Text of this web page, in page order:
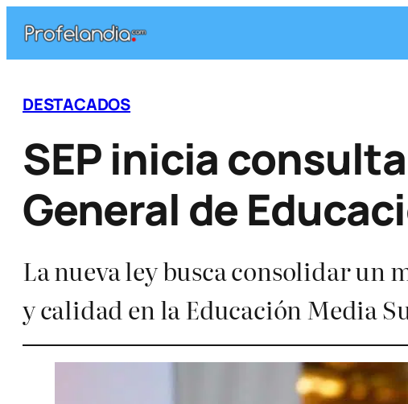
contenido
DESTACADOS
SEP inicia
General de
La nueva ley busca consolidar un
y calidad en la Educación Media